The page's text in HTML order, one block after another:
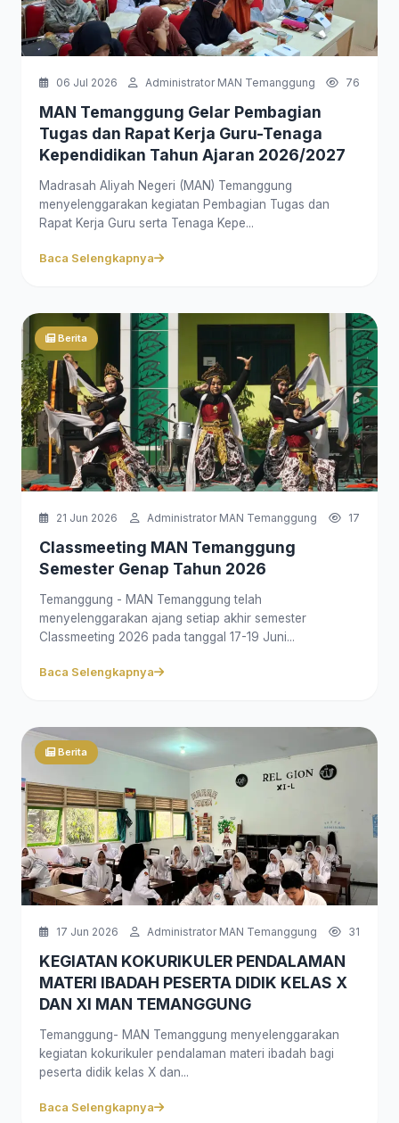
06 Jul 2026 Administrator MAN Temanggung 76
MAN Temanggung Gelar Pembagian
Tugas dan Rapat Kerja Guru-Tenaga
Kependidikan Tahun Ajaran 2026/2027
Madrasah Aliyah Negeri (MAN) Temanggung
menyelenggarakan kegiatan Pembagian Tugas dan
Rapat Kerja Guru serta Tenaga Kepe...
Baca Selengkapnya
Berita
21 Jun 2026 Administrator MAN Temanggung 17
Classmeeting MAN Temanggung
Semester Genap Tahun 2026
Temanggung - MAN Temanggung telah
menyelenggarakan ajang setiap akhir semester
Classmeeting 2026 pada tanggal 17-19 Juni...
Baca Selengkapnya
Berita
17 Jun 2026 Administrator MAN Temanggung 31
KEGIATAN KOKURIKULER PENDALAMAN
MATERI IBADAH PESERTA DIDIK KELAS X
DAN XI MAN TEMANGGUNG
Temanggung- MAN Temanggung menyelenggarakan
kegiatan kokurikuler pendalaman materi ibadah bagi
peserta didik kelas X dan...
Baca Selengkapnya